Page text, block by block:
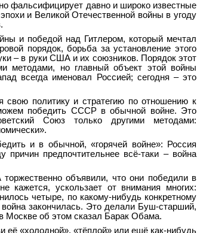
фальсифицирует давно и широко известные
и Великой Отечественной войны в угоду
и победой над Гитлером, который мечтал
порядок, борьба за установление этого
– в руки США и их союзников. Порядок этот
методами, но главный объект этой войны
всегда именовал Россией; сегодня – это
свою политику и стратегию по отношению к
победить СССР в обычной войне. Это
Союз только другими методами:
и в обычной, «горячей войне»: Россия
предпочтительнее всё-таки – война
объявили, что они победили в
кажется, ускользает от внимания многих:
четыре, по какому-нибудь конкретному
закончилась. Это делали Буш-старший,
Москве об этом сказал Барак Обама.
её «холодной», «тёплой» или ещё как-нибудь